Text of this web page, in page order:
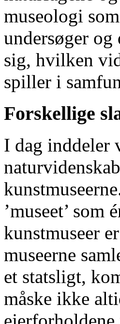
museologi
undersøger
sig, hvilken
spiller i
Forskellige
I dag inddeler
’museet’ som
kunstmuseer
museerne
et statsligt,
måske ikke